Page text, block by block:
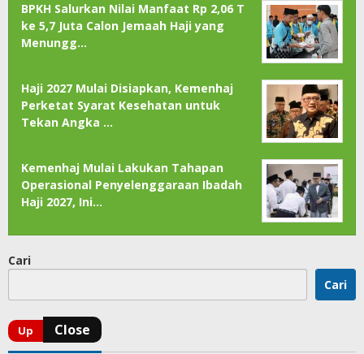
BPKH Salurkan Nilai Manfaat Rp 2,06 T
ke 5,7 Juta Calon Jemaah Haji yang
Menungg…
Haji 2027 Mulai Disiapkan, Kemenhaj
Perketat Syarat Kesehatan untuk
Tekan Angka …
Kemenhaj Mulai Lakukan Tahapan
Operasional Penyelenggaraan Ibadah
Haji 2027, Ini…
Cari
Cari